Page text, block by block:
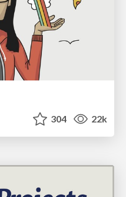
304 22k